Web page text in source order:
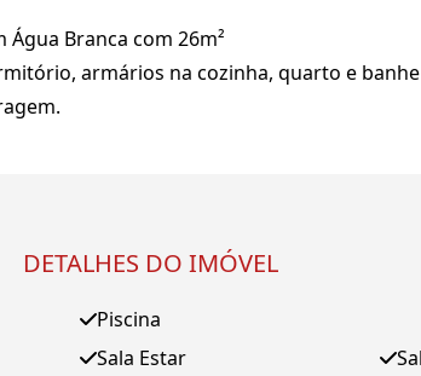
Branca com 26m²
armários na cozinha, quarto e
DETALHES DO IMÓVEL
Piscina
Sala Estar